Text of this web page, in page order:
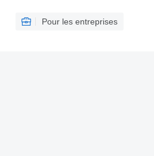
Pour les entreprises